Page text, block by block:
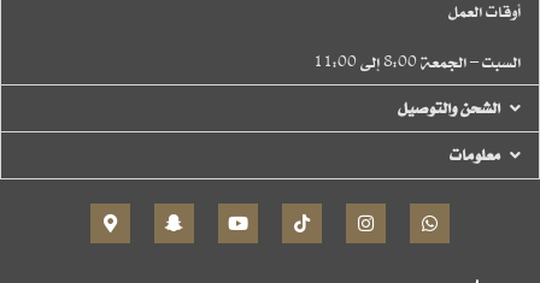
أوقات العمل
السبت – الجمعة 8:00 إلى 11:00
الشحن والتوصيل
معلومات